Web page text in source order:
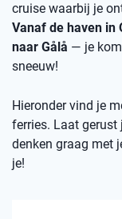
cruise waarbij je
Vanaf de haven in
naar Gålå — je
sneeuw!
Hieronder vind je
ferries. Laat
denken graag met
je!